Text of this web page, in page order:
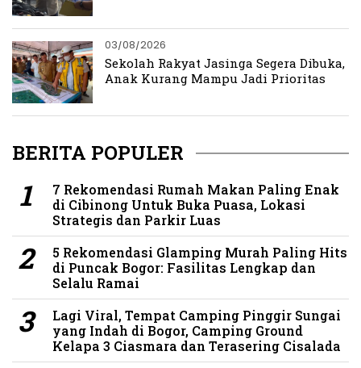
03/08/2026
Sekolah Rakyat Jasinga Segera Dibuka,
Anak Kurang Mampu Jadi Prioritas
BERITA POPULER
7 Rekomendasi Rumah Makan Paling Enak
di Cibinong Untuk Buka Puasa, Lokasi
Strategis dan Parkir Luas
5 Rekomendasi Glamping Murah Paling Hits
di Puncak Bogor: Fasilitas Lengkap dan
Selalu Ramai
Lagi Viral, Tempat Camping Pinggir Sungai
yang Indah di Bogor, Camping Ground
Kelapa 3 Ciasmara dan Terasering Cisalada